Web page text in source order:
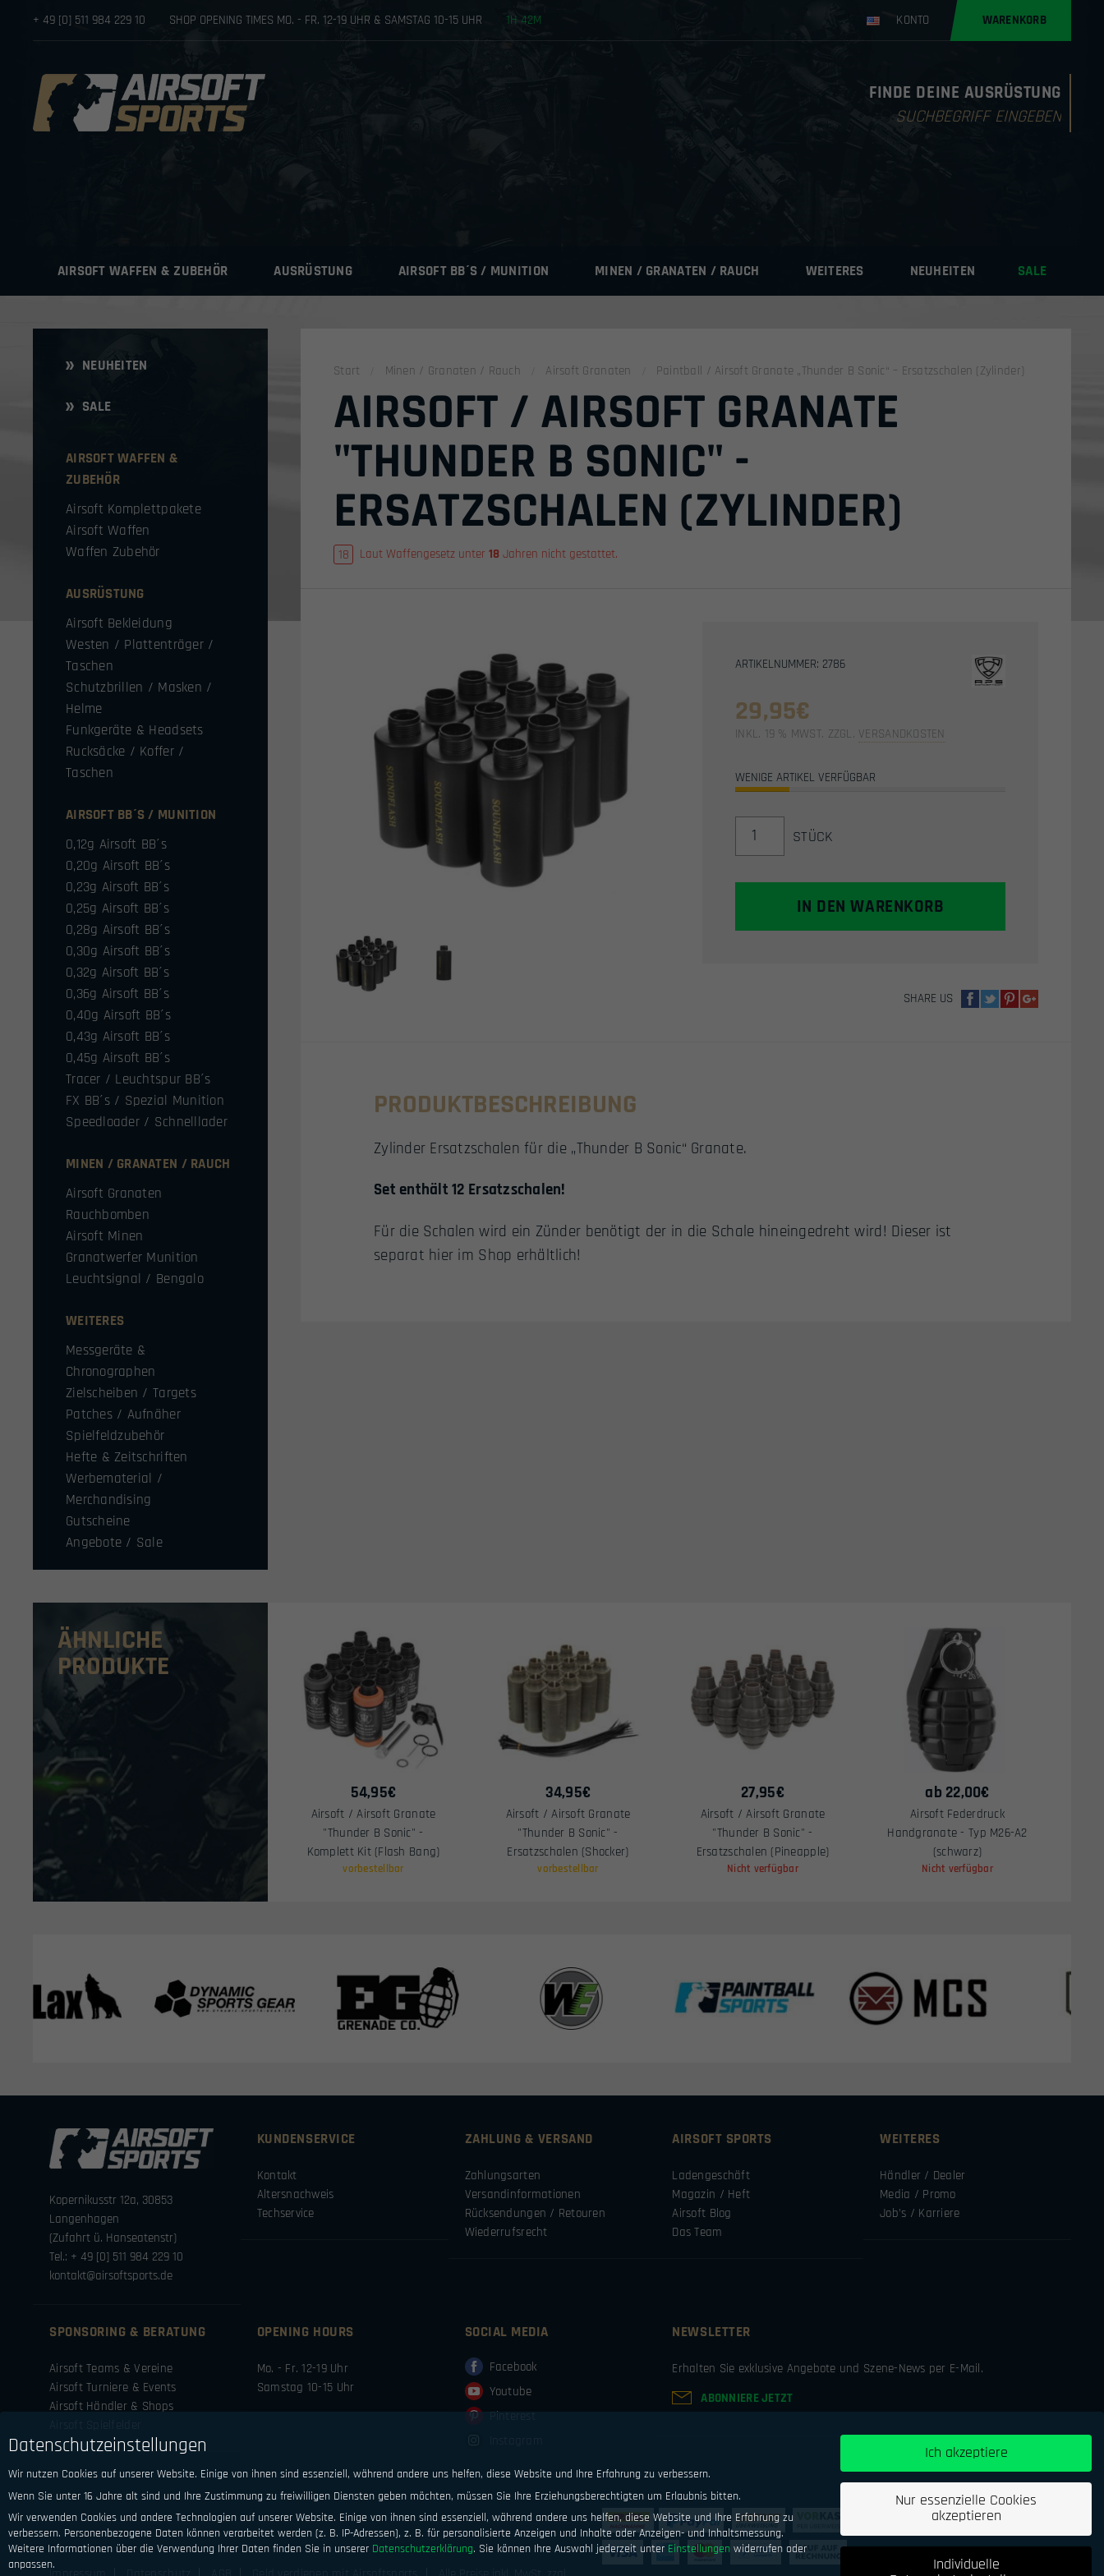
+ 49 [0] 511 984 229 10 SHOP OPENING TIMES MO. - FR. 12-19 UHR & SAMSTAG 10-15 UHR 1H 42M KONTO WARENKORB
FINDE DEINE AUSRÜSTUNG
Products
AIRSOFT WAFFEN & ZUBEHÖR AUSRÜSTUNG AIRSOFT BB´S / MUNITION MINEN / GRANATEN / RAUCH WEITERES NEUHEITEN SALE
NEUHEITEN
SALE
AIRSOFT WAFFEN &
ZUBEHÖR
Airsoft Komplettpakete
Airsoft Waffen
Waffen Zubehör
AUSRÜSTUNG
Airsoft Bekleidung
Westen / Plattenträger /
Taschen
Schutzbrillen / Masken /
Helme
Funkgeräte & Headsets
Rucksäcke / Koffer /
Taschen
AIRSOFT BB´S / MUNITION
0,12g Airsoft BB´s
0,20g Airsoft BB´s
0,23g Airsoft BB´s
0,25g Airsoft BB´s
0,28g Airsoft BB´s
0,30g Airsoft BB´s
0,32g Airsoft BB´s
0,36g Airsoft BB´s
0,40g Airsoft BB´s
0,43g Airsoft BB´s
0,45g Airsoft BB´s
Tracer / Leuchtspur BB´s
FX BB´s / Spezial Munition
Speedloader / Schnelllader
MINEN / GRANATEN / RAUCH
Airsoft Granaten
Rauchbomben
Airsoft Minen
Granatwerfer Munition
Leuchtsignal / Bengalo
WEITERES
Messgeräte &
Chronographen
Zielscheiben / Targets
Patches / Aufnäher
Spielfeldzubehör
Hefte & Zeitschriften
Werbematerial /
Merchandising
Gutscheine
Angebote / Sale
Start Minen / Granaten / Rauch Airsoft Granaten Paintball / Airsoft Granate „Thunder B Sonic“ – Ersatzschalen (Zylinder)
AIRSOFT / AIRSOFT GRANATE
"THUNDER B SONIC" -
ERSATZSCHALEN (ZYLINDER)
Laut Waffengesetz unter 18 Jahren nicht gestattet.
ARTIKELNUMMER: 2786
29,95€
INKL. 19 % MWST. ZZGL. VERSANDKOSTEN
WENIGE ARTIKEL VERFÜGBAR
GRANATE
STÜCK
IN DEN WARENKORB
SHARE US
PRODUKTBESCHREIBUNG
Zylinder Ersatzschalen für die „Thunder B Sonic“ Granate.
Set enthält 12 Ersatzschalen!
Für die Schalen wird ein Zünder benötigt der in die Schale hineingedreht wird! Dieser ist
separat hier im Shop erhältlich!
ÄHNLICHE
PRODUKTE
54,95€
Airsoft / Airsoft Granate
"Thunder B Sonic" -
Komplett Kit (Flash Bang)
vorbestellbar
34,95€
Airsoft / Airsoft Granate
"Thunder B Sonic" -
Ersatzschalen (Shocker)
vorbestellbar
27,95€
Airsoft / Airsoft Granate
"Thunder B Sonic" -
Ersatzschalen (Pineapple)
Nicht verfügbar
ab 22,00€
Airsoft Federdruck
Handgranate - Typ M26-A2
(schwarz)
Nicht verfügbar
Kopernikusstr 12a, 30853
Langenhagen
(Zufahrt ü. Hanseatenstr)
Tel.: + 49 [0] 511 984 229 10
kontakt@airsoftsports.de
KUNDENSERVICE
Kontakt
Altersnachweis
Techservice
ZAHLUNG & VERSAND
Zahlungsarten
Versandinformationen
Rücksendungen / Retouren
Wiederrufsrecht
AIRSOFT SPORTS
Ladengeschäft
Magazin / Heft
Airsoft Blog
Das Team
WEITERES
Händler / Dealer
Media / Promo
Job’s / Karriere
SPONSORING & BERATUNG
Airsoft Teams & Vereine
Airsoft Turniere & Events
Airsoft Händler & Shops
OPENING HOURS
Mo. - Fr. 12-19 Uhr
Samstag 10-15 Uhr
SOCIAL MEDIA
Facebook
Youtube
Pinterest
NEWSLETTER
Erhalten Sie exklusive Angebote und Szene-News per E-Mail.
ABONNIERE JETZT
Datenschutzeinstellungen
Wir nutzen Cookies auf unserer Website. Einige von ihnen sind essenziell, während andere uns helfen, diese Website und Ihre Erfahrung zu verbessern.
Wenn Sie unter 16 Jahre alt sind und Ihre Zustimmung zu freiwilligen Diensten geben möchten, müssen Sie Ihre Erziehungsberechtigten um Erlaubnis bitten.
Wir verwenden Cookies und andere Technologien auf unserer Website. Einige von ihnen sind essenziell, während andere uns helfen, diese Website und Ihre Erfahrung zu
verbessern. Personenbezogene Daten können verarbeitet werden (z. B. IP-Adressen), z. B. für personalisierte Anzeigen und Inhalte oder Anzeigen- und Inhaltsmessung.
Weitere Informationen über die Verwendung Ihrer Daten finden Sie in unserer Datenschutzerklärung. Sie können Ihre Auswahl jederzeit unter Einstellungen widerrufen oder
anpassen.
Ich akzeptiere
Nur essenzielle Cookies
akzeptieren
Individuelle